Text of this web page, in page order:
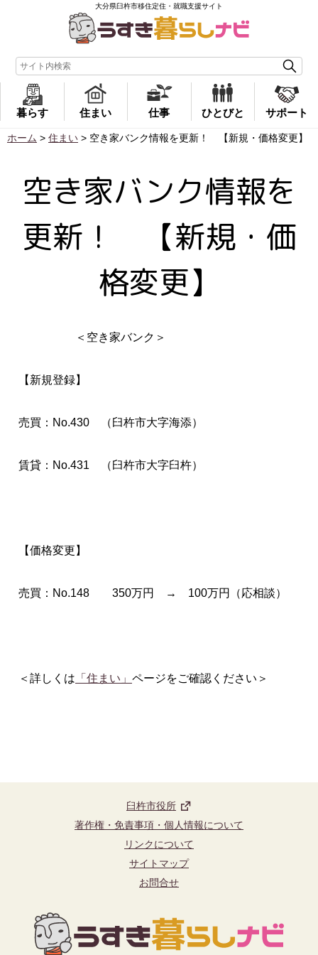
大分県臼杵市移住定住・就職支援サイト
暮らす 住まい 仕事 ひとびと サポート
ホーム > 住まい > 空き家バンク情報を更新！ 【新規・価格変更】
空き家バンク情報を
更新！ 【新規・価
格変更】
＜空き家バンク＞
【新規登録】
売買：No.430 （臼杵市大字海添）
賃貸：No.431 （臼杵市大字臼杵）
【価格変更】
売買：No.148 350万円 → 100万円（応相談）
＜詳しくは 「住まい」 ページをご確認ください＞
臼杵市役所
著作権・免責事項・個人情報について
リンクについて
サイトマップ
お問合せ